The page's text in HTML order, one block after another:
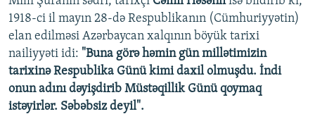
1918-ci il mayın 28-də Respublikanın (Cümhuriyyətin)
elan edilməsi Azərbaycan xalqının böyük tarixi
nailiyyəti idi: "Buna görə həmin gün millətimizin
tarixinə Respublika Günü kimi daxil olmuşdu. İndi
onun adını dəyişdirib Müstəqillik Günü qoymaq
istəyirlər. Səbəbsiz deyil".